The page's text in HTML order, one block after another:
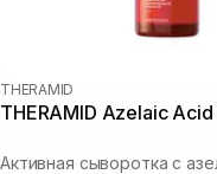
THERAMID
THERAMID Azelaic